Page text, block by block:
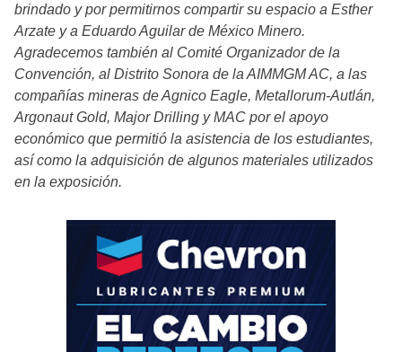
brindado y por permitirnos compartir su espacio a Esther
Arzate y a Eduardo Aguilar de México Minero.
Agradecemos también al Comité Organizador de la
Convención, al Distrito Sonora de la AIMMGM AC, a las
compañías mineras de Agnico Eagle, Metallorum-Autlán,
Argonaut Gold, Major Drilling y MAC por el apoyo
económico que permitió la asistencia de los estudiantes,
así como la adquisición de algunos materiales utilizados
en la exposición.